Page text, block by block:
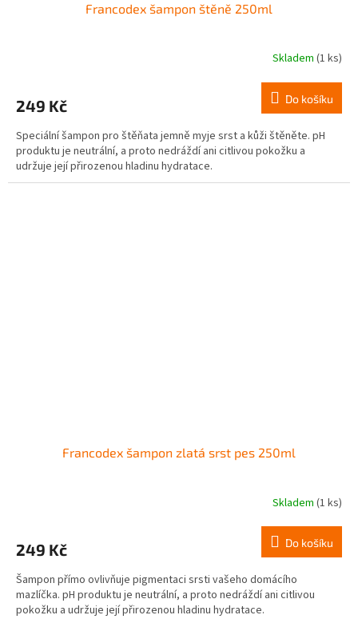
Francodex šampon štěně 250ml
Skladem (1 ks)
249 Kč Do košíku
Speciální šampon pro štěňata jemně myje srst a kůži štěněte. pH
produktu je neutrální, a proto nedráždí ani citlivou pokožku a
udržuje její přirozenou hladinu hydratace.
Francodex šampon zlatá srst pes 250ml
Skladem (1 ks)
249 Kč Do košíku
Šampon přímo ovlivňuje pigmentaci srsti vašeho domácího
mazlíčka. pH produktu je neutrální, a proto nedráždí ani citlivou
pokožku a udržuje její přirozenou hladinu hydratace.